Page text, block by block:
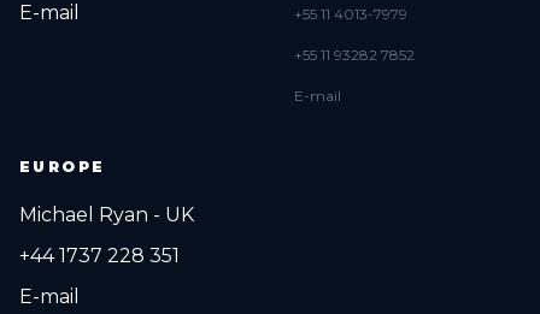
E-mail
+55 11 4013-7979
+55 11 93282 7852
E-mail
EUROPE
Michael Ryan - UK
+44 1737 228 351
E-mail